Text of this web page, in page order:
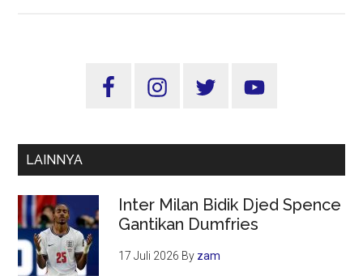
Jemaah,
Hal
di
Tanah
Suci
Sidebar
LAINNYA
Inter Milan Bidik Djed Spence
Gantikan Dumfries
17 Juli 2026 By zam